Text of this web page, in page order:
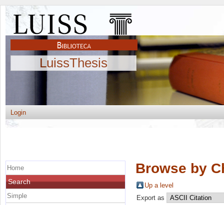
LuissThesis
Login
Browse by
Up a level
Export as
Home
Search
Simple